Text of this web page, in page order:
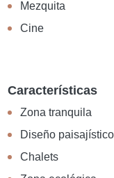
Mezquita
Cine
Características
Zona tranquila
Diseño paisajístico
Chalets